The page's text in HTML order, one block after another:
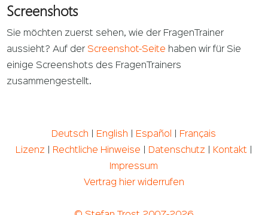
Screenshots
Sie möchten zuerst sehen, wie der FragenTrainer
aussieht? Auf der Screenshot-Seite haben wir für Sie
einige Screenshots des FragenTrainers
zusammengestellt.
Deutsch English Español
Français
Lizenz
Rechtliche Hinweise Datenschutz Kontakt|
Impressum
Vertrag hier widerrufen